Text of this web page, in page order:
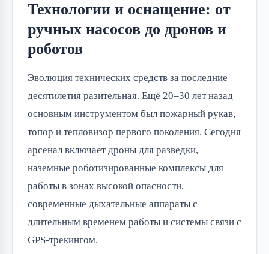
Технологии и оснащение: от
ручных насосов до дронов и
роботов
Эволюция технических средств за последние
десятилетия разительная. Ещё 20–30 лет назад
основным инструментом был пожарный рукав,
топор и тепловизор первого поколения. Сегодня
арсенал включает дроны для разведки,
наземные роботизированные комплексы для
работы в зонах высокой опасности,
современные дыхательные аппараты с
длительным временем работы и системы связи с
GPS-трекингом.